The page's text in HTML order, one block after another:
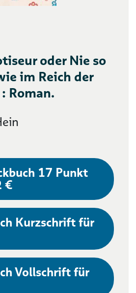
oder Nie so
im Reich der
Roman.
17 Punkt
€
Kurzschrift für
Vollschrift für